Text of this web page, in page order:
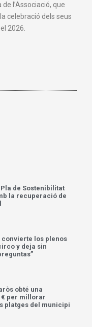
l’Associació, que
celebració dels seus
2026.
de Sostenibilitat
la recuperació de
convierte los plenos
y deja sin
obté una
€ per millorar
platges del municipi